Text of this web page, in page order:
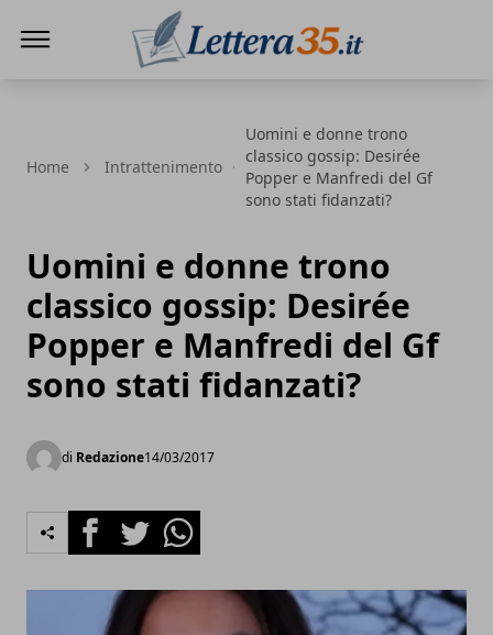
Home Intrattenimento
Uomini e donne trono
classico gossip: Desirée
Popper e Manfredi del Gf
sono stati fidanzati?
Uomini e donne trono
classico gossip: Desirée
Popper e Manfredi del Gf
sono stati fidanzati?
di Redazione14/03/2017
FacebookTwitterWhatsapp